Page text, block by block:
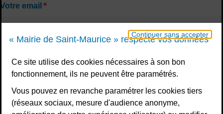
Continuer sans accepter
« Mairie de Saint-Maurice » respecte vos données
Ce site utilise des cookies nécessaires à son bon
fonctionnement, ils ne peuvent être paramétrés.
Vous pouvez en revanche paramétrer les cookies tiers
(réseaux sociaux, mesure d'audience anonyme,
Votre email *
Validation*